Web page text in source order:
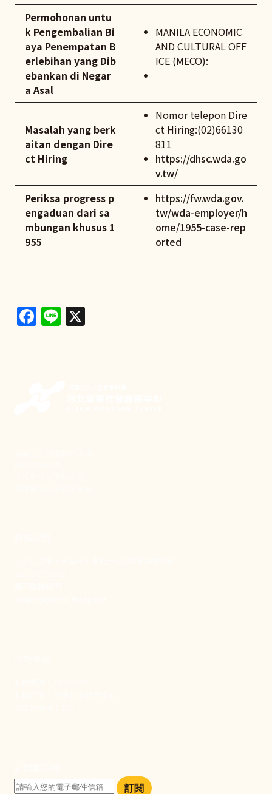
Permohonan untu
k Pengembalian Bi
aya Penempatan B
erlebihan yang Dib
ebankan di Negar
a Asal
MANILA ECONOMIC
AND CULTURAL OFF
ICE (MECO):
Masalah yang berk
aitan dengan Dire
ct Hiring
Nomor telepon Dire
ct Hiring:(02)66130
811
https://dhsc.wda.go
v.tw/
Periksa progress p
engaduan dari sa
mbungan khusus 1
955
https://fw.wda.gov.
tw/wda-employer/h
ome/1955-case-rep
orted
Facebook
Line
訂閱